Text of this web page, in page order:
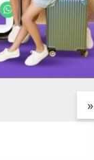
»
Surga
di Bangli yang